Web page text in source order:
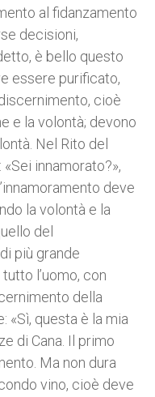
al fidanzamento
decisioni,
è bello questo
essere purificato,
cioè
e la volontà; devono
Nel Rito del
innamorato?»,
deve
la volontà e la
del
più grande
l’uomo, con
della
«Sì, questa è la mia
di Cana. Il primo
Ma non dura
vino, cioè deve